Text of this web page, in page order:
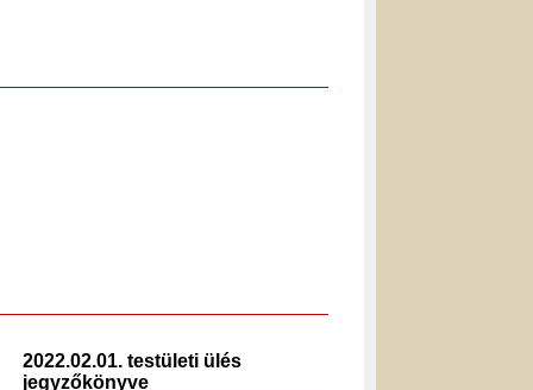
2022.02.01. testületi ülés
jegyzőkönyve